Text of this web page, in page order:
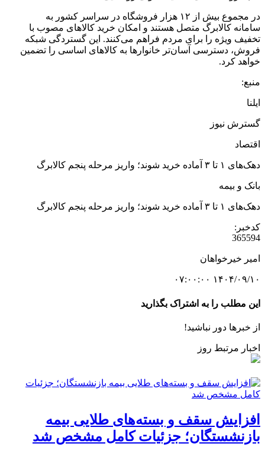
در مجموع بیش از ۱۲ هزار فروشگاه در سراسر کشور به
سامانه کالابرگ متصل هستند و امکان خرید کالاهای مصوب با
تخفیف ویژه را برای مردم فراهم می‌کنند. این گستردگی شبکه
فروش، دسترسی آسان‌تر خانوارها به کالاهای اساسی را تضمین
خواهد کرد.
منبع:
ایلنا
گسترش نیوز
اقتصاد
دهک‌های ۱ تا ۳ آماده خرید شوند؛ واریز مرحله پنجم کالابرگ
بانک و بیمه
دهک‌های ۱ تا ۳ آماده خرید شوند؛ واریز مرحله پنجم کالابرگ
کدخبر:
365594
امیر خیرخواهان
۱۴۰۴/۰۹/۱۰ ۰۷:۰۰:۰۰
این مطلب را به اشتراک بگذارید
از خبرها دور نباشید!
اخبار مرتبط روز
افزایش سقف و بسته‌های طلایی بیمه
بازنشستگان؛ جزئیات کامل مشخص شد